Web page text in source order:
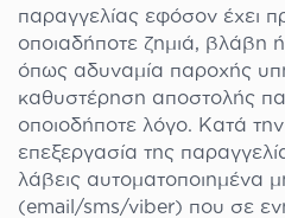
παραγγελίας εφόσον έχει
οποιαδήποτε ζημιά, βλάβη
όπως αδυναμία παροχής
καθυστέρηση αποστολής
οποιοδήποτε λόγο. Κατά
επεξεργασία της
λάβεις αυτοματοποιημένα
(email/sms/viber) που σε